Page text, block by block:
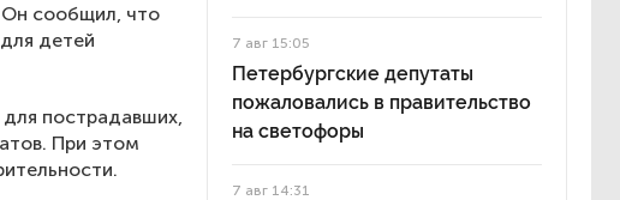
Он сообщил, что
детей
пострадавших,
При этом
7 авг 15:05
Петербургские депутаты
пожаловались в правительство
на светофоры
7 авг 14:31